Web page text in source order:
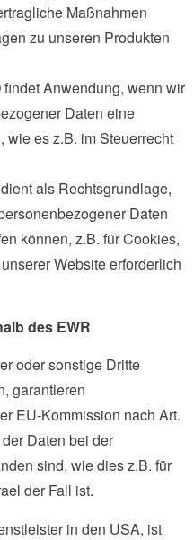
Maßnahmen
zu unseren Produkten
findet Anwendung, wenn wir
Daten eine
wie es z.B. im Steuerrecht
als Rechtsgrundlage,
Daten
können, z.B. für Cookies,
Website erforderlich
des EWR
oder sonstige Dritte
garantieren
EU-Kommission nach Art.
Daten bei der
sind, wie dies z.B. für
der Fall ist.
in den USA, ist